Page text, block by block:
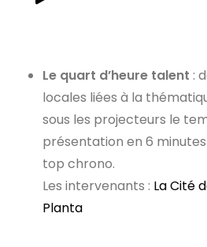
Le quart d’heure talent :
locales liées à la
sous les projecteurs le
présentation en 6
top chrono.
Les intervenants : La Cité
Planta